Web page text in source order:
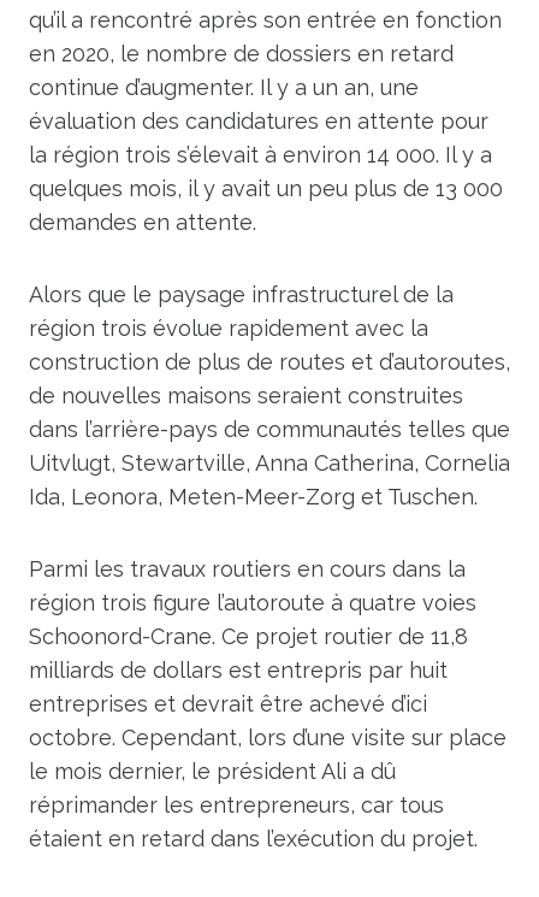
qu’il a rencontré après son entrée en fonction
en 2020, le nombre de dossiers en retard
continue d’augmenter. Il y a un an, une
évaluation des candidatures en attente pour
la région trois s’élevait à environ 14 000. Il y a
quelques mois, il y avait un peu plus de 13 000
demandes en attente.
Alors que le paysage infrastructurel de la
région trois évolue rapidement avec la
construction de plus de routes et d’autoroutes,
de nouvelles maisons seraient construites
dans l’arrière-pays de communautés telles que
Uitvlugt, Stewartville, Anna Catherina, Cornelia
Ida, Leonora, Meten-Meer-Zorg et Tuschen.
Parmi les travaux routiers en cours dans la
région trois figure l’autoroute à quatre voies
Schoonord-Crane. Ce projet routier de 11,8
milliards de dollars est entrepris par huit
entreprises et devrait être achevé d’ici
octobre. Cependant, lors d’une visite sur place
le mois dernier, le président Ali a dû
réprimander les entrepreneurs, car tous
étaient en retard dans l’exécution du projet.